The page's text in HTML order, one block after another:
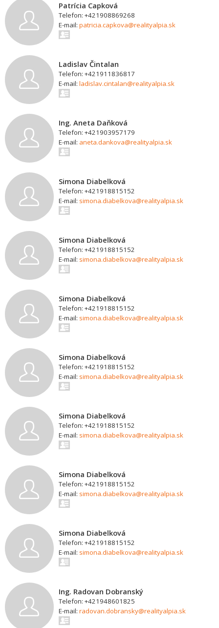
Patrícia Capková
Telefon: +421908869268
E-mail: patricia.capkova@realityalpia.sk
Ladislav Čintalan
Telefon: +421911836817
E-mail: ladislav.cintalan@realityalpia.sk
Ing. Aneta Daňková
Telefon: +421903957179
E-mail: aneta.dankova@realityalpia.sk
Simona Diabelková
Telefon: +421918815152
E-mail: simona.diabelkova@realityalpia.sk
Simona Diabelková
Telefon: +421918815152
E-mail: simona.diabelkova@realityalpia.sk
Simona Diabelková
Telefon: +421918815152
E-mail: simona.diabelkova@realityalpia.sk
Simona Diabelková
Telefon: +421918815152
E-mail: simona.diabelkova@realityalpia.sk
Simona Diabelková
Telefon: +421918815152
E-mail: simona.diabelkova@realityalpia.sk
Simona Diabelková
Telefon: +421918815152
E-mail: simona.diabelkova@realityalpia.sk
Simona Diabelková
Telefon: +421918815152
E-mail: simona.diabelkova@realityalpia.sk
Ing. Radovan Dobranský
Telefon: +421948601825
E-mail: radovan.dobransky@realityalpia.sk